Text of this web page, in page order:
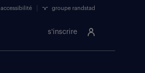
s'inscrire
accessibilité groupe randstad